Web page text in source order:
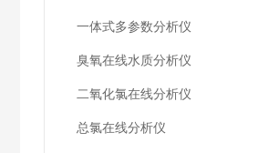
一体式多参数分析仪
臭氧在线水质分析仪
二氧化氯在线分析仪
总氯在线分析仪